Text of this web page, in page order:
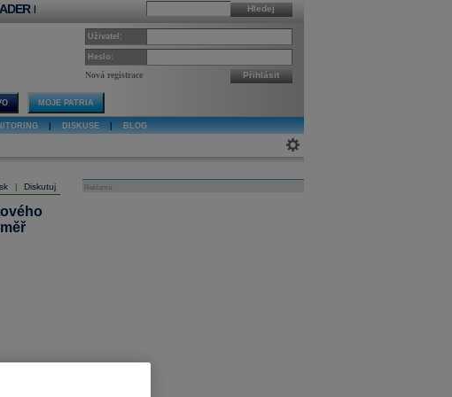
Hledej
|
Uživatel:
Heslo:
Nová registrace Přihlásit
MOJE PATRIA
DISKUSE BLOG
Diskutuj Reklama